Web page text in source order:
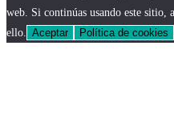
web. Si continúas usando este sitio,
ello. Aceptar Política de cookies